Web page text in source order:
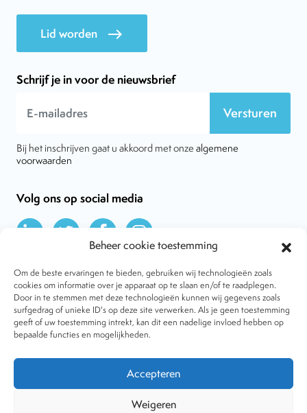
Beheer cookie toestemming
Om de beste ervaringen te bieden, gebruiken wij technologieën zoals
cookies om informatie over je apparaat op te slaan en/of te raadplegen.
Door in te stemmen met deze technologieën kunnen wij gegevens zoals
surfgedrag of unieke ID's op deze site verwerken. Als je geen toestemming
geeft of uw toestemming intrekt, kan dit een nadelige invloed hebben op
bepaalde functies en mogelijkheden.
Accepteren
Weigeren
Lid worden east
Schrijf je in voor de nieuwsbrief
Versturen
Bij het inschrijven gaat u akkoord met onze algemene
voorwaarden
Volg ons op social media
Over VtdK
Contact
Nieuws
Behandelwijzen
Dossiers
Tijdschrift